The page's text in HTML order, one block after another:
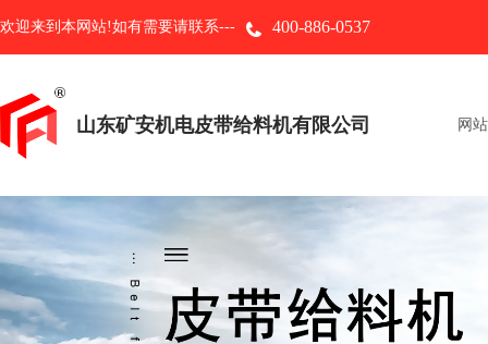
欢迎来到本网站!如有需要请联系--- 400-886-0537
山东矿安机电皮带给料机有限公司 网